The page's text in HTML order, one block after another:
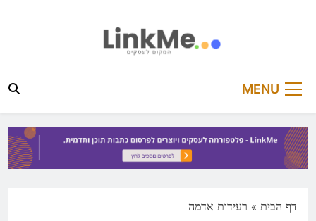
MENU
דף הבית » רעידות אדמה